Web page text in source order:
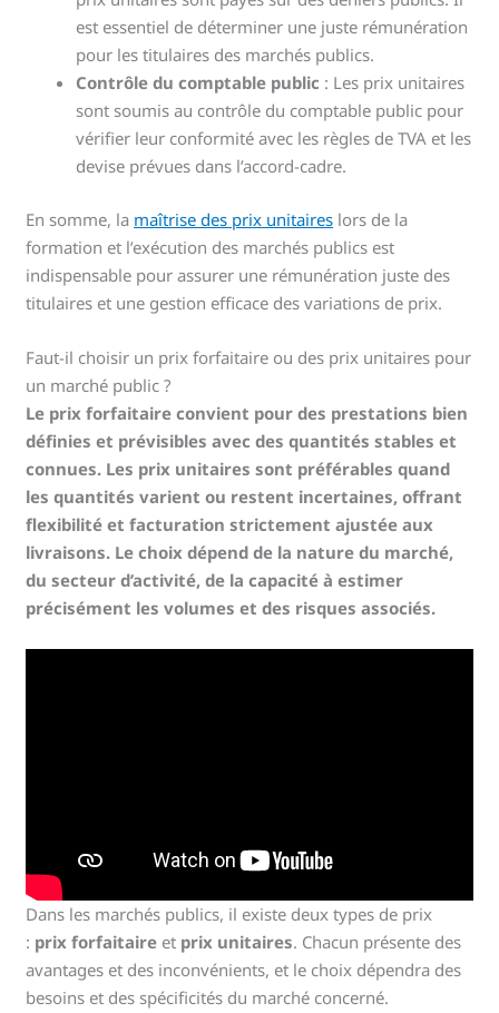
est essentiel de déterminer une juste rémunération
pour les titulaires des marchés publics.
Contrôle du comptable public : Les prix unitaires
sont soumis au contrôle du comptable public pour
vérifier leur conformité avec les règles de TVA et les
devise prévues dans l’accord-cadre.
En somme, la maîtrise des prix unitaires lors de la
formation et l’exécution des marchés publics est
indispensable pour assurer une rémunération juste des
titulaires et une gestion efficace des variations de prix.
Faut-il choisir un prix forfaitaire ou des prix unitaires pour
un marché public ?
Le prix forfaitaire convient pour des prestations bien
définies et prévisibles avec des quantités stables et
connues. Les prix unitaires sont préférables quand
les quantités varient ou restent incertaines, offrant
flexibilité et facturation strictement ajustée aux
livraisons. Le choix dépend de la nature du marché,
du secteur d’activité, de la capacité à estimer
précisément les volumes et des risques associés.
Dans les marchés publics, il existe deux types de prix
: prix forfaitaire et prix unitaires. Chacun présente des
avantages et des inconvénients, et le choix dépendra des
besoins et des spécificités du marché concerné.